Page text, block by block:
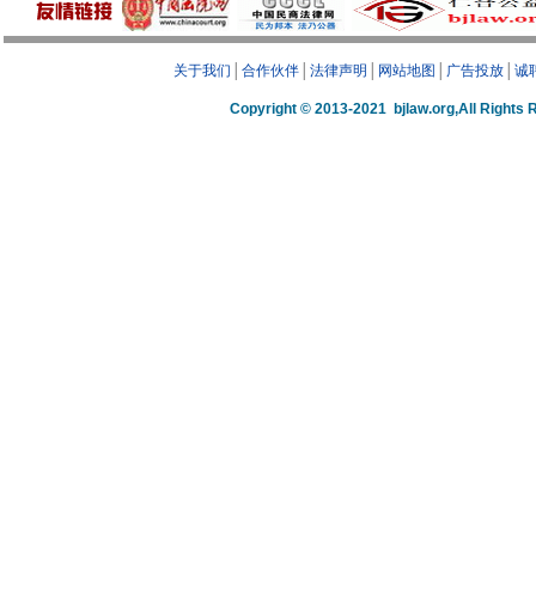
关于我们 合作伙伴 法律声明 网站地图 广告投放 诚
Copyright © 2013-2021 bjlaw.org,All Rights